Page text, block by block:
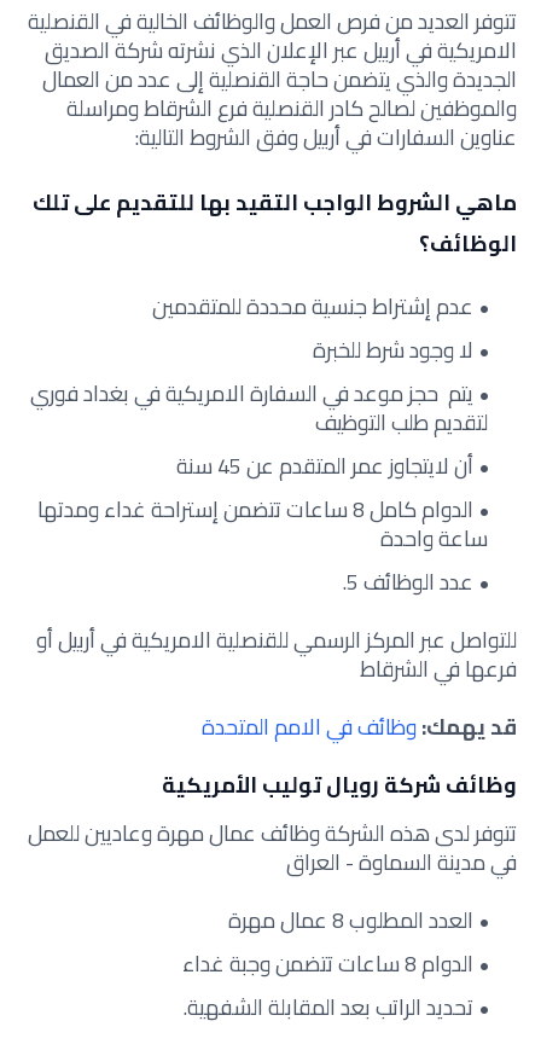
تتوفر العديد من فرص العمل والوظائف الخالية في القنصلية
الامريكية في أربيل عبر الإعلان الذي نشرته شركة الصديق
الجديدة والذي يتضمن حاجة القنصلية إلى عدد من العمال
والموظفين لصالح كادر القنصلية فرع الشرقاط ومراسلة
عناوين السفارات في أربيل وفق الشروط التالية:
ماهي الشروط الواجب التقيد بها للتقديم على تلك
الوظائف؟
عدم إشتراط جنسية محددة للمتقدمين
لا وجود شرط للخبرة
يتم حجز موعد في السفارة الامريكية في بغداد فوري
لتقديم طلب التوظيف
أن لايتجاوز عمر المتقدم عن 45 سنة
الدوام كامل 8 ساعات تتضمن إستراحة غداء ومدتها
ساعة واحدة
عدد الوظائف 5.
للتواصل عبر المركز الرسمي للقنصلية الامريكية في أربيل أو
فرعها في الشرقاط
قد يهمك:وظائف في الامم المتحدة
وظائف شركة رويال توليب الأمريكية
تتوفر لدى هذه الشركة وظائف عمال مهرة وعاديين للعمل
في مدينة السماوة - العراق
العدد المطلوب 8 عمال مهرة
الدوام 8 ساعات تتضمن وجبة غداء
تحديد الراتب بعد المقابلة الشفهية.